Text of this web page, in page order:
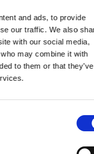
and ads, to provide
our traffic. We also
with our social media,
may combine it with
to them or that they’ve
Start
0